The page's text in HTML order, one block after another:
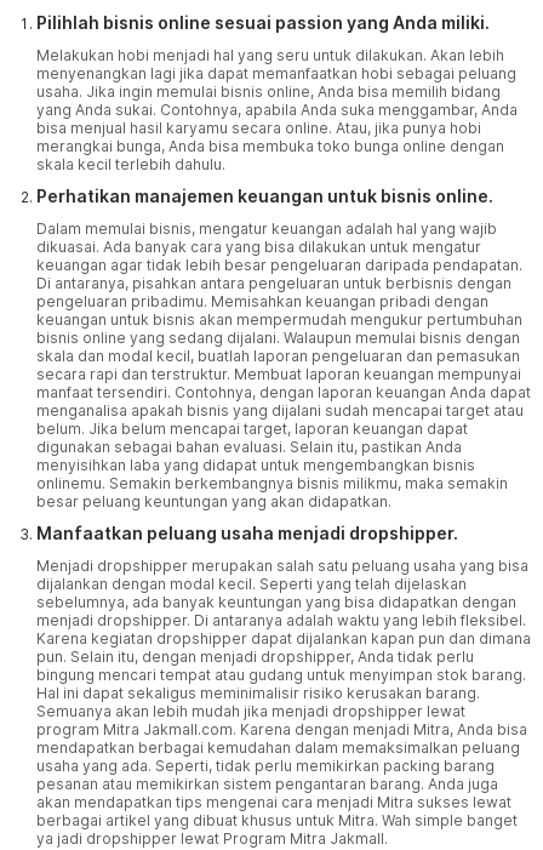
Pilihlah bisnis online sesuai passion yang Anda miliki.
Melakukan hobi menjadi hal yang seru untuk dilakukan. Akan lebih
menyenangkan lagi jika dapat memanfaatkan hobi sebagai peluang
usaha. Jika ingin memulai bisnis online, Anda bisa memilih bidang
yang Anda sukai. Contohnya, apabila Anda suka menggambar, Anda
bisa menjual hasil karyamu secara online. Atau, jika punya hobi
merangkai bunga, Anda bisa membuka toko bunga online dengan
skala kecil terlebih dahulu.
Perhatikan manajemen keuangan untuk bisnis online.
Dalam memulai bisnis, mengatur keuangan adalah hal yang wajib
dikuasai. Ada banyak cara yang bisa dilakukan untuk mengatur
keuangan agar tidak lebih besar pengeluaran daripada pendapatan.
Di antaranya, pisahkan antara pengeluaran untuk berbisnis dengan
pengeluaran pribadimu. Memisahkan keuangan pribadi dengan
keuangan untuk bisnis akan mempermudah mengukur pertumbuhan
bisnis online yang sedang dijalani. Walaupun memulai bisnis dengan
skala dan modal kecil, buatlah laporan pengeluaran dan pemasukan
secara rapi dan terstruktur. Membuat laporan keuangan mempunyai
manfaat tersendiri. Contohnya, dengan laporan keuangan Anda dapat
menganalisa apakah bisnis yang dijalani sudah mencapai target atau
belum. Jika belum mencapai target, laporan keuangan dapat
digunakan sebagai bahan evaluasi. Selain itu, pastikan Anda
menyisihkan laba yang didapat untuk mengembangkan bisnis
onlinemu. Semakin berkembangnya bisnis milikmu, maka semakin
besar peluang keuntungan yang akan didapatkan.
Manfaatkan peluang usaha menjadi dropshipper.
Menjadi dropshipper merupakan salah satu peluang usaha yang bisa
dijalankan dengan modal kecil. Seperti yang telah dijelaskan
sebelumnya, ada banyak keuntungan yang bisa didapatkan dengan
menjadi dropshipper. Di antaranya adalah waktu yang lebih fleksibel.
Karena kegiatan dropshipper dapat dijalankan kapan pun dan dimana
pun. Selain itu, dengan menjadi dropshipper, Anda tidak perlu
bingung mencari tempat atau gudang untuk menyimpan stok barang.
Hal ini dapat sekaligus meminimalisir risiko kerusakan barang.
Semuanya akan lebih mudah jika menjadi dropshipper lewat
program Mitra Jakmall.com. Karena dengan menjadi Mitra, Anda bisa
mendapatkan berbagai kemudahan dalam memaksimalkan peluang
usaha yang ada. Seperti, tidak perlu memikirkan packing barang
pesanan atau memikirkan sistem pengantaran barang. Anda juga
akan mendapatkan tips mengenai cara menjadi Mitra sukses lewat
berbagai artikel yang dibuat khusus untuk Mitra. Wah simple banget
ya jadi dropshipper lewat Program Mitra Jakmall.